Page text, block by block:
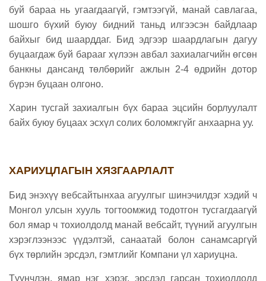
буй бараа нь угаагдаагүй, гэмтээгүй, манай савлагаа,
шошго бүхий буюу бидний таньд илгээсэн байдлаар
байхыг бид шаарддаг. Бид эдгээр шаардлагын дагуу
буцаагдаж буй барааг хүлээн авбал захиалагчийн өгсөн
банкны дансанд төлбөрийг ажлын 2-4 өдрийн дотор
бүрэн буцаан олгоно.
Харин тусгай захиалгын бүх бараа эцсийн борлуулалт
байх буюу буцаах эсхүл солих боломжгүйг анхаарна уу.
ХАРИУЦЛАГЫН ХЯЗГААРЛАЛТ
Бид энэхүү вебсайтынхаа агуулгыг шинэчилдэг хэдий ч
Монгол улсын хууль тогтоомжид тодотгон тусгагдаагүй
бол ямар ч тохиолдолд манай вебсайт, түүний агуулгын
хэрэглээнээс үүдэлтэй, санаатай болон санамсаргүй
бүх төрлийн эрсдэл, гэмтлийг Компани үл хариуцна.
Түүнчлэн, ямар нэг хэрэг, эрсдэл гарсан тохиолдолд